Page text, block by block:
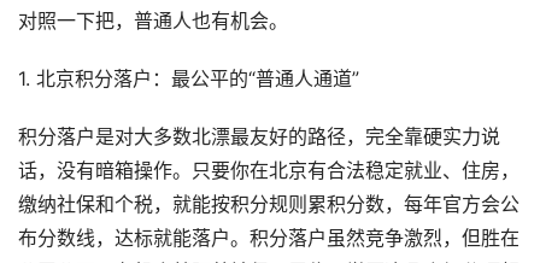
对照一下把，普通人也有机会。
1. 北京积分落户：最公平的“普通人通道”
积分落户是对大多数北漂最友好的路径，完全靠硬实力说
话，没有暗箱操作。只要你在北京有合法稳定就业、住房，
缴纳社保和个税，就能按积分规则累积分数，每年官方会公
布分数线，达标就能落户。积分落户虽然竞争激烈，但胜在